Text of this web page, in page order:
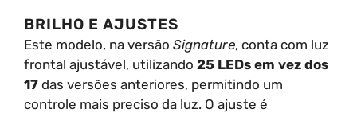
BRILHO E AJUSTES
Este modelo, na versão Signature, conta com luz
frontal ajustável, utilizando 25 LEDs em vez dos
17 das versões anteriores, permitindo um
controle mais preciso da luz. O ajuste é